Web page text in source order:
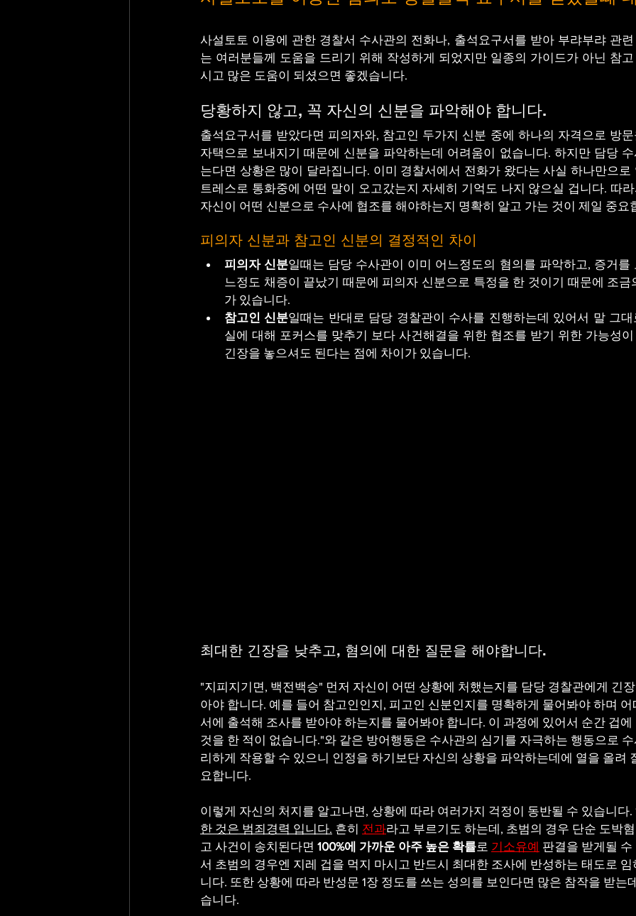
사설토토 이용에 관한 경찰서 수사관의 전화나, 출석요구서를 받아 부랴부랴 관
는 여러분들께 도움을 드리기 위해 작성하게 되었지만 일종의 가이드가 아닌 참
시고 많은 도움이 되셨으면 좋겠습니다.
당황하지 않고, 꼭 자신의 신분을 파악해야 합니다.
출석요구서를 받았다면 피의자와, 참고인 두가지 신분 중에 하나의 자격으로 방
자택으로 보내지기 때문에 신분을 파악하는데 어려움이 없습니다. 하지만 담당
는다면 상황은 많이 달라집니다. 이미 경찰서에서 전화가 왔다는 사실 하나만으로
트레스로 통화중에 어떤 말이 오고갔는지 자세히 기억도 나지 않으실 겁니다. 따
자신이 어떤 신분으로 수사에 협조를 해야하는지 명확히 알고 가는 것이 제일 중요
피의자 신분과 참고인 신분의 결정적인 차이
피의자 신분일때는 담당 수사관이 이미 어느정도의 혐의를 파악하고, 증거를
느정도 채증이 끝났기 때문에 피의자 신분으로 특정을 한 것이기 때문에 조금
가 있습니다.
참고인 신분일때는 반대로 담당 경찰관이 수사를 진행하는데 있어서 말 그
실에 대해 포커스를 맞추기 보다 사건해결을 위한 협조를 받기 위한 가능성
긴장을 놓으셔도 된다는 점에 차이가 있습니다.
최대한 긴장을 낮추고, 혐의에 대한 질문을 해야합니다.
"지피지기면, 백전백승" 먼저 자신이 어떤 상황에 처했는지를 담당 경찰관에게 긴
아야 합니다. 예를 들어 참고인인지, 피고인 신분인지를 명확하게 물어봐야 하며
서에 출석해 조사를 받아야 하는지를 물어봐야 합니다. 이 과정에 있어서 순간 겁
것을 한 적이 없습니다."와 같은 방어행동은 수사관의 심기를 자극하는 행동으로
리하게 작용할 수 있으니 인정을 하기보단 자신의 상황을 파악하는데에 열을 올려
요합니다.
이렇게 자신의 처지를 알고나면, 상황에 따라 여러가지 걱정이 동반될 수 있습니다
한 것은 범죄경력 입니다. 흔히 전과라고 부르기도 하는데, 초범의 경우 단순 도박
고 사건이 송치된다면 100%에 가까운 아주 높은 확률로 기소유예 판결을 받게될
서 초범의 경우엔 지레 겁을 먹지 마시고 반드시 최대한 조사에 반성하는 태도로
니다. 또한 상황에 따라 반성문 1장 정도를 쓰는 성의를 보인다면 많은 참작을 받는
습니다.